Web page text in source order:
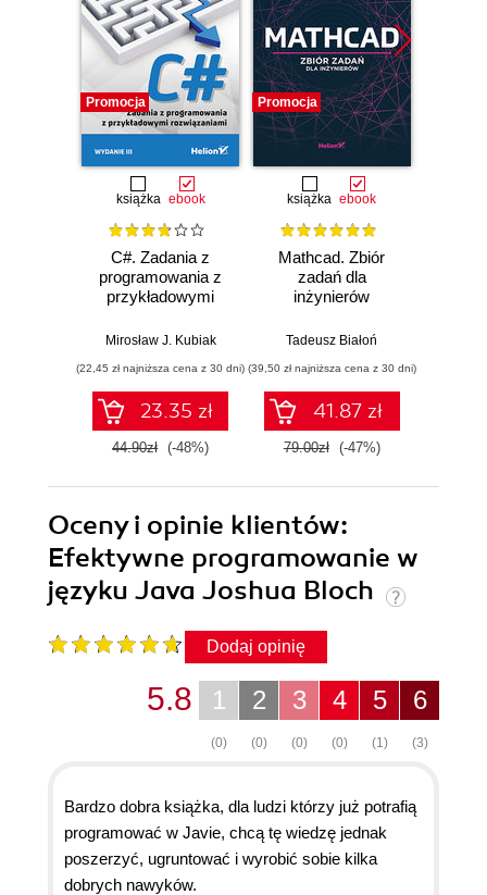
Promocja
książka ebook
C#. Zadania z
programowania z
przykładowymi
Wydanie III
Mirosław J. Kubiak
(22,45 zł najniższa cena z 30 dni)
23.35 zł
44.90zł (-48%)
Promocja
książka ebook
Mathcad. Zbiór
zadań dla
inżynierów
Tadeusz Białoń
(39,50 zł najniższa cena z 30 dni)
41.87 zł
79.00zł (-47%)
Oceny i opinie klientów:
Efektywne programowanie w
języku Java Joshua Bloch
Dodaj opinię
6
(3)
5
(1)
4
(0)
3
(0)
2
(0)
1
(0)
5.8
Bardzo dobra książka, dla ludzi którzy już potrafią
programować w Javie, chcą tę wiedzę jednak
poszerzyć, ugruntować i wyrobić sobie kilka
dobrych nawyków.